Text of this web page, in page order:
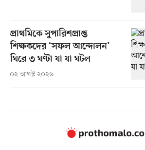
প্রাথমিকে সুপারিশপ্রাপ্ত
শিক্ষকদের ‘সফল আন্দোলন’
ঘিরে ৩ ঘণ্টা যা যা ঘটল
০২ আগস্ট ২০২৬